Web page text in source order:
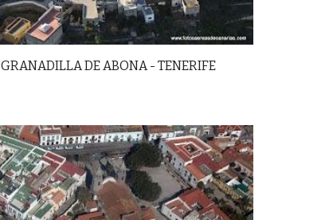
GRANADILLA DE ABONA - TENERIFE